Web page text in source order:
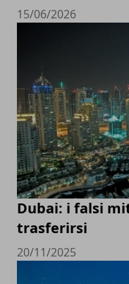
15/06/2026
Dubai: i falsi
trasferirsi
20/11/2025